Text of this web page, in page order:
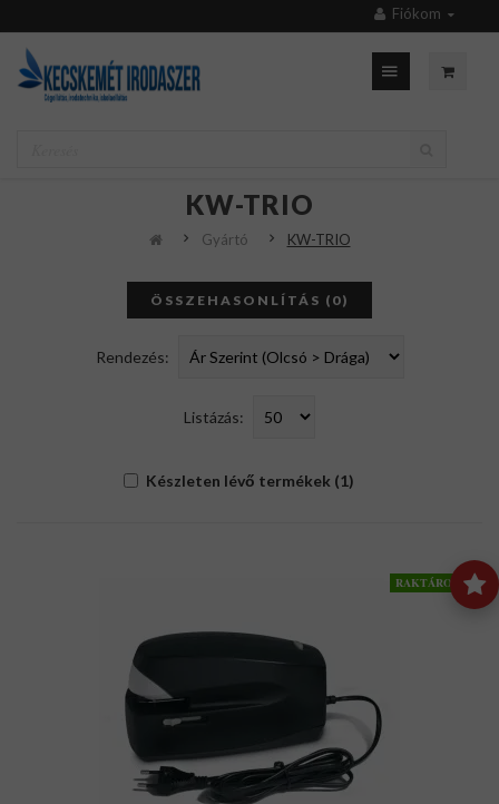
Fiókom
KW-TRIO
Gyártó KW-TRIO
ÖSSZEHASONLÍTÁS (0)
Rendezés:
Listázás:
Készleten lévő termékek (1)
RAKTÁRON